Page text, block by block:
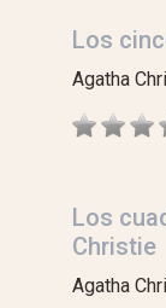
Los
Agatha
Los
Christie
Agatha